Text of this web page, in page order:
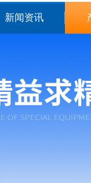
新闻资讯